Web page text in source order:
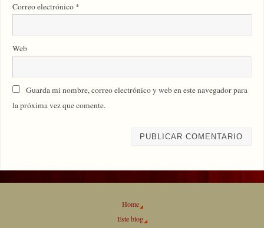
Correo electrónico *
Web
Guarda mi nombre, correo electrónico y web en este navegador para
la próxima vez que comente.
Home
Este blog